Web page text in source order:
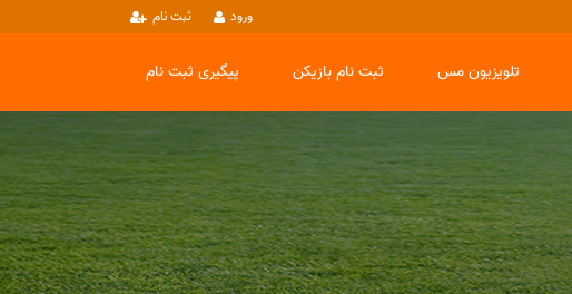
ثبت نام ورود
پیگیری ثبت نام ثبت نام بازیکن تلویزیون مس